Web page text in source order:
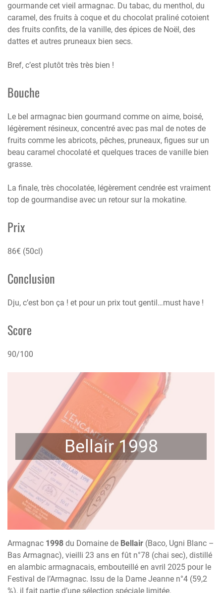
gourmande cet vieil armagnac. Du tabac, du menthol, du
caramel, des fruits à coque et du chocolat praliné cotoient
des fruits confits, de la vanille, des épices de Noël, des
dattes et autres pruneaux bien secs.
Bref, c’est plutôt très très bien !
Bouche
Le bel armagnac bien gourmand comme on aime, boisé,
légèrement résineux, concentré avec pas mal de notes de
fruits comme les abricots, pêches, pruneaux, figues sur un
beau caramel chocolaté et quelques traces de vanille bien
grasse.
La finale, très chocolatée, légèrement cendrée est vraiment
top de gourmandise avec un retour sur la mokatine.
Prix
86€ (50cl)
Conclusion
Dju, c’est bon ça ! et pour un prix tout gentil…must have !
Score
90/100
Bellair 1998
Armagnac 1998 du Domaine de Bellair (Baco, Ugni Blanc –
Bas Armagnac), vieilli 23 ans en fût n°78 (chai sec), distillé
en alambic armagnacais, embouteillé en avril 2025 pour le
Festival de l’Armagnac. Issu de la Dame Jeanne n°4 (59,2
%), il fait partie d’une sélection spéciale limitée.